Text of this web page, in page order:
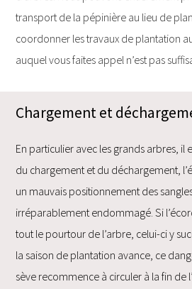
transport de la pépinière au lieu de
coordonner les travaux de plantation
auquel vous faites appel n’est pas
Chargement et
En particulier avec les grands arbres, il
du chargement et du déchargement,
un mauvais positionnement des
irréparablement endommagé. Si
tout le pourtour de l’arbre, celui-ci y
la saison de plantation avance, ce
sève recommence à circuler à la fin de